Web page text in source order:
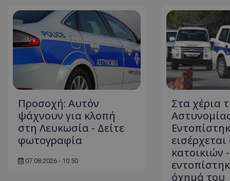
Προσοχή: Αυτόν
ψάχνουν για κλοπή
στη Λευκωσία - Δείτε
φωτογραφία
07.08.2026 - 10:50
Στα χέρια
κατοικιών
όχημά του
msToken